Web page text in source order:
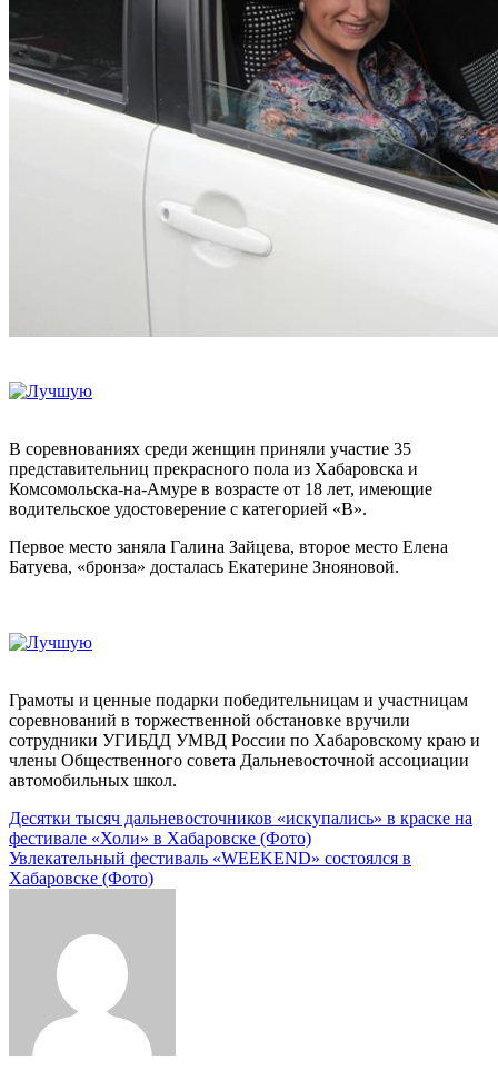
В соревнованиях среди женщин приняли участие 35
представительниц прекрасного пола из Хабаровска и
Комсомольска-на-Амуре в возрасте от 18 лет, имеющие
водительское удостоверение с категорией «В».
Первое место заняла Галина Зайцева, второе место Елена
Батуева, «бронза» досталась Екатерине Знояновой.
Грамоты и ценные подарки победительницам и участницам
соревнований в торжественной обстановке вручили
сотрудники УГИБДД УМВД России по Хабаровскому краю и
члены Общественного совета Дальневосточной ассоциации
автомобильных школ.
Навигация
по
записям
Десятки тысяч дальневосточников «искупались» в краске на
фестивале «Холи» в Хабаровске (Фото)
Увлекательный фестиваль «WEEKEND» состоялся в
Хабаровске (Фото)